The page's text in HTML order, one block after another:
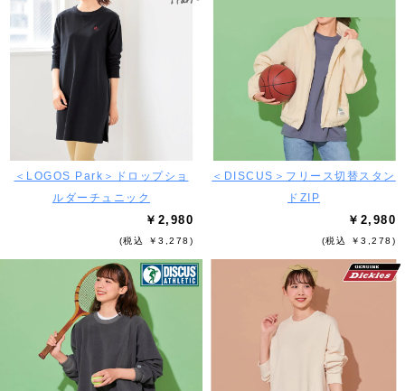
＜LOGOS Park＞ドロップショ
ルダーチュニック
￥2,980
(税込 ￥3,278)
＜DISCUS＞フリース切替スタン
ドZIP
￥2,980
(税込 ￥3,278)